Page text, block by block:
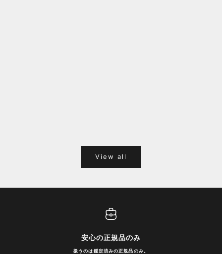
View all
安心の正規品のみ
扱うのは鑑定済みの正規品のみ。